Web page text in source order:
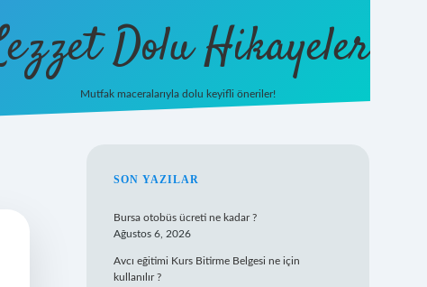
Dolu Hikayeler
Mutfak maceralarıyla dolu keyifli öneriler!
SIDEBAR
SON YAZILAR
Bursa otobüs ücreti ne kadar ?
Ağustos 6, 2026
Avcı eğitimi Kurs Bitirme Belgesi ne için
kullanılır ?